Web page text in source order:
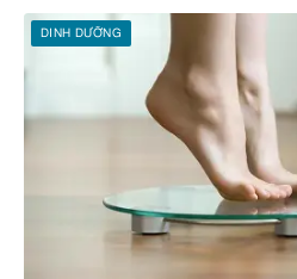
DINH DƯỠNG